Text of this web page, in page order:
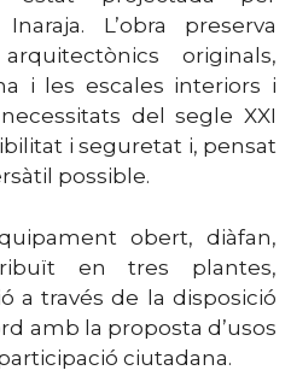
L’obra preserva
originals,
i les escales interiors i
del segle XXI
i seguretat i, pensat
possible.
obert, diàfan,
en tres plantes,
a través de la disposició
amb la proposta d’usos
ciutadana.